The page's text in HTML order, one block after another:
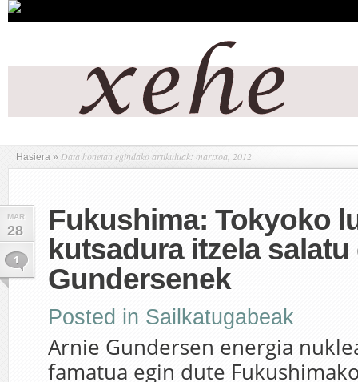
Hasiera » Data honetan egindako artikuluak: martxoa, 2012
MAR
28
1
Fukushima: Tokyoko
kutsadura itzela salatu
Gundersenek
Posted in Sailkatugabeak
Arnie Gundersen energia
famatua egin dute